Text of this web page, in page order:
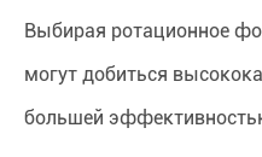
Выбирая ротационное
могут добиться
большей